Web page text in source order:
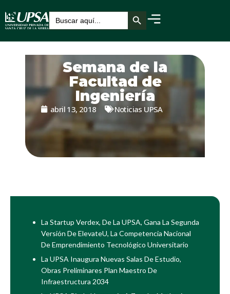
Buscar: Botón de búsqueda
Semana de la
Facultad de
Ingeniería
abril 13, 2018 Noticias UPSA
La Startup Verdex, De La UPSA, Gana La Segunda
Versión De ElevateU, La Competencia Nacional
De Emprendimiento Tecnológico Universitario
La UPSA Inaugura Nuevas Salas De Estudio,
Obras Preliminares Plan Maestro De
Infraestructura 2034